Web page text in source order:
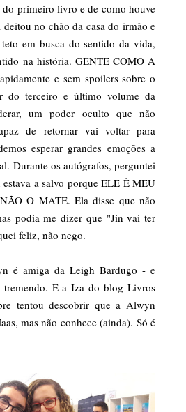
do primeiro livro e de como houve
no chão da casa do irmão e
em busca do sentido da vida,
na história. GENTE COMO A
e sem spoilers sobre o
do terceiro e último volume da
um poder oculto que não
de retornar vai voltar para
esperar grandes emoções a
Durante os autógrafos, perguntei
a salvo porque ELE É MEU
O MATE. Ela disse que não
podia me dizer que "Jin vai ter
feliz, não nego.
é amiga da Leigh Bardugo - e
E a Iza do blog Livros
tentou descobrir que a Alwyn
mas não conhece (ainda). Só é